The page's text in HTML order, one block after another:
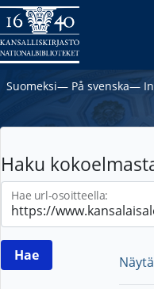
Suomeksi― På svenska―
Haku
Hae url-osoitteella: